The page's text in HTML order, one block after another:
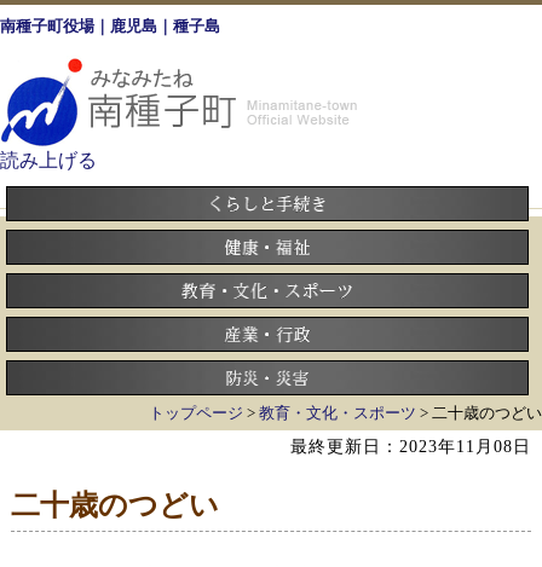
南種子町役場｜鹿児島｜種子島
読み上げる
トップページ > 教育・文化・スポーツ > 二十歳のつどい
最終更新日：2023年11月08日
二十歳のつどい